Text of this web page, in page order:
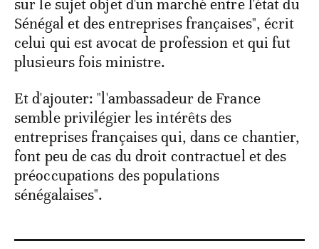
sur le sujet objet d'un marché entre l'état du
Sénégal et des entreprises françaises", écrit
celui qui est avocat de profession et qui fut
plusieurs fois ministre.
Et d'ajouter: "l'ambassadeur de France
semble privilégier les intérêts des
entreprises françaises qui, dans ce chantier,
font peu de cas du droit contractuel et des
préoccupations des populations
sénégalaises".